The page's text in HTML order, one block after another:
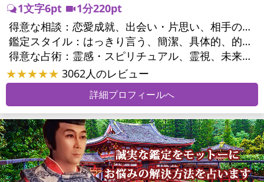
1文字6pt
1分220pt
得意な相談：
恋愛成就、出会い・片思い、相手の気持ち、相性、結婚、男心・女心、二人の今後、複雑な恋愛、三角関係、浮気、不倫、復活愛、復縁、離婚、同性愛・LGBT、人間関係、職場の人間関係、対人関係、仕事運、適職、天職、転職、進路、就職、人生全般、使命、経営相談、人事、開業、夢、目標、ビジネスチャンス、ビジネスパートナー、パワーハラスメント、セクシャルハラスメント、家族関係、夫婦関係、家庭問題、夫婦問題、親族問題、育児・子育て、シングルマザー、相続関係、美容、心の問題、トラウマ、ストレス、人生相談、霊的問題、ご先祖様、守護霊様、魂の本質、前世、来世、引越し・転居、方位、開運指導、健康運、金運、金銭トラブル、ご近所問題
鑑定スタイル：
はっきり言う、簡潔、具体的、的確、情報量が多い、友達のように相談できる、聞き上手、とても話しやすい、愛にあふれ温かい、深く濃厚、勇気をくれる、前向き・元気になれる、実力派
得意な占術：
霊感・スピリチュアル、霊視、未来予知、前世・来世、波動修正、タロット、オラクルカード、風水、占星術、カウンセリング
★★★★★ 3062人のレビュー
詳細プロフィールへ